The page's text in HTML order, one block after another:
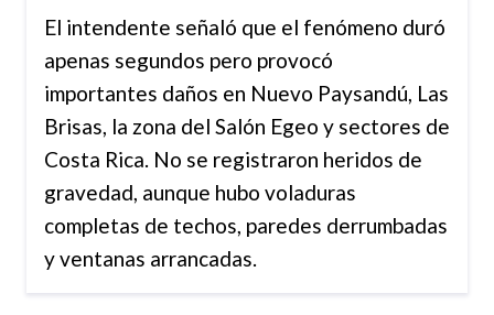
El intendente señaló que el fenómeno duró
apenas segundos pero provocó
importantes daños en Nuevo Paysandú, Las
Brisas, la zona del Salón Egeo y sectores de
Costa Rica. No se registraron heridos de
gravedad, aunque hubo voladuras
completas de techos, paredes derrumbadas
y ventanas arrancadas.